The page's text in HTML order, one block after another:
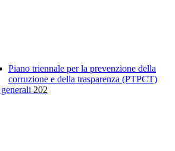
Piano triennale per la prevenzione della
corruzione e della trasparenza (PTPCT)
202